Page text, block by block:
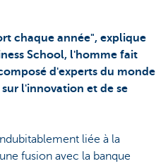
chaque année", explique
School, l'homme fait
d'experts du monde
l'innovation et de se
liée à la
fusion avec la banque